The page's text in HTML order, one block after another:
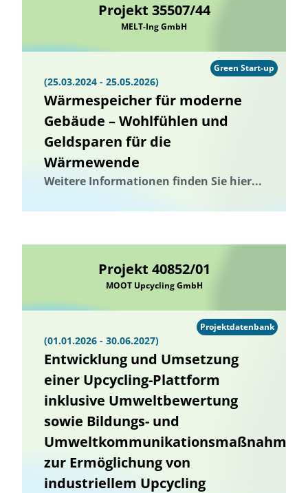
Projekt 35507/44
MELT-Ing GmbH
(25.03.2024 - 25.05.2026)
Wärmespeicher für moderne
Gebäude – Wohlfühlen und
Geldsparen für die
Wärmewende
Weitere Informationen finden Sie hier...
Green Start-up
Projekt 40852/01
MOOT Upcycling GmbH
(01.01.2026 - 30.06.2027)
Entwicklung und Umsetzung
einer Upcycling-Plattform
inklusive Umweltbewertung
sowie Bildungs- und
Umweltkommunikationsmaßnahmen
zur Ermöglichung von
industriellem Upcycling
Projektdatenbank